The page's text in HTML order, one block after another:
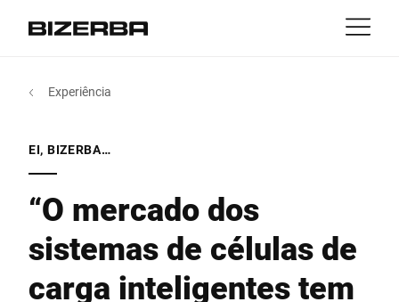
Experiência
MyBizerba
América
Ásia
Austrália
EI, BIZERBA…
“O mercado dos
sistemas de células de
carga inteligentes tem
Experiência